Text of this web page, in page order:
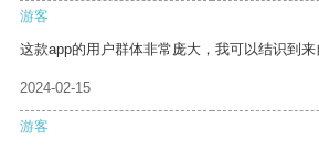
游客
这款app的用户群体非常庞大，我可以结识到来
2024-02-15
游客